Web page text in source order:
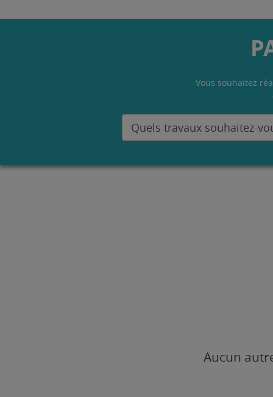
Vous souhaitez
Aucun